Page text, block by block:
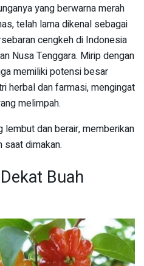
yang berwarna merah
telah lama dikenal sebagai
cengkeh di Indonesia
Nusa Tenggara. Mirip dengan
memiliki potensi besar
herbal dan farmasi, mengingat
melimpah.
lembut dan berair, memberikan
saat dimakan.
Buah